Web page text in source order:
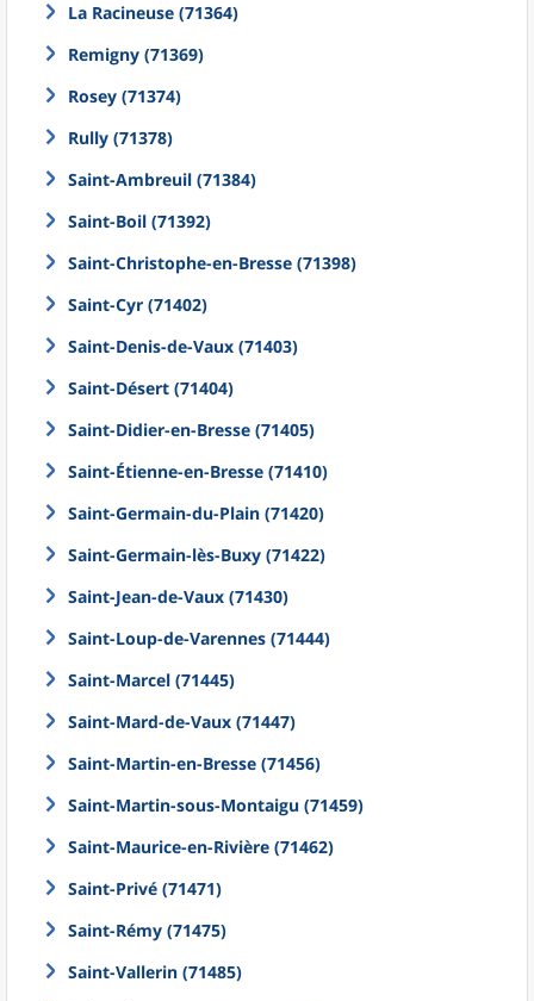
La Racineuse (71364)
Remigny (71369)
Rosey (71374)
Rully (71378)
Saint-Ambreuil (71384)
Saint-Boil (71392)
Saint-Christophe-en-Bresse (71398)
Saint-Cyr (71402)
Saint-Denis-de-Vaux (71403)
Saint-Désert (71404)
Saint-Didier-en-Bresse (71405)
Saint-Étienne-en-Bresse (71410)
Saint-Germain-du-Plain (71420)
Saint-Germain-lès-Buxy (71422)
Saint-Jean-de-Vaux (71430)
Saint-Loup-de-Varennes (71444)
Saint-Marcel (71445)
Saint-Mard-de-Vaux (71447)
Saint-Martin-en-Bresse (71456)
Saint-Martin-sous-Montaigu (71459)
Saint-Maurice-en-Rivière (71462)
Saint-Privé (71471)
Saint-Rémy (71475)
Saint-Vallerin (71485)